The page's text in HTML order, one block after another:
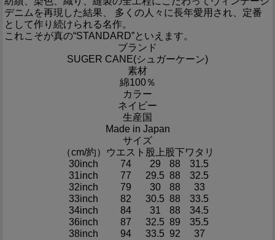
デニムを再現した結果、 多くの人々に長年愛用され、定番
として作り続けられる名作。
これこそが真の“STANDARD”といえます。
ブランド
SUGER CANE(シュガーケーン)
素材
綿100％
カラー
ネイビー
生産国
Made in Japan
サイズ
（cm/約）
ウエスト 股上股下 ワタリ
30inch
74 29 88
31.5
31inch
77 29.5 88
32.5
32inch
79 30 88
33
33inch
82 30.5 88
33.5
34inch
84 31 88
34.5
36inch
87 32.5 89
35.5
38inch
94 33.5 92 37